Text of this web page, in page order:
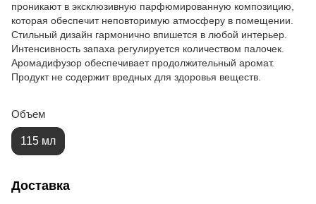
проникают в эксклюзивную парфюмированную композицию,
которая обеспечит неповторимую атмосферу в помещении.
Стильный дизайн гармонично впишется в любой интерьер.
Интенсивность запаха регулируется количеством палочек.
Аромадифузор обеспечивает продолжительный аромат.
Продукт не содержит вредных для здоровья веществ.
Объем
115 мл
Доставка